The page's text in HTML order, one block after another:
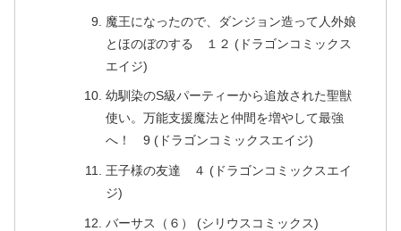
魔王になったので、ダンジョン造って人外娘
とほのぼのする １２ (ドラゴンコミックス
エイジ)
幼馴染のS級パーティーから追放された聖獣
使い。万能支援魔法と仲間を増やして最強
へ！ 9 (ドラゴンコミックスエイジ)
王子様の友達 ４ (ドラゴンコミックスエイ
ジ)
バーサス（６） (シリウスコミックス)